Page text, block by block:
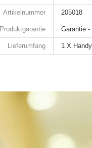
Artikelnummer 205018
Produktgarantie Garantie
Lieferumfang 1 X